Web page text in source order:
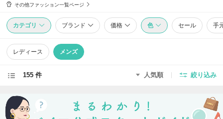
その他ファッション一覧ページ
カテゴリ ブランド 価格 色 セール 手
レディース メンズ
155 件 人気順 絞り込み